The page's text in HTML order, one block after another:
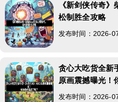
《新剑侠传奇
松制胜全攻略
发布时间：2026-
贪心大吃货全新
原画震撼曝光！
发布时间：2026-